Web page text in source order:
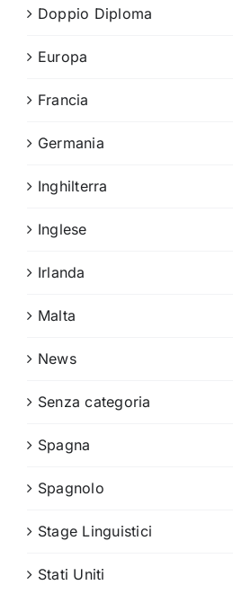
Doppio Diploma
Europa
Francia
Germania
Inghilterra
Inglese
Irlanda
Malta
News
Senza categoria
Spagna
Spagnolo
Stage Linguistici
Stati Uniti